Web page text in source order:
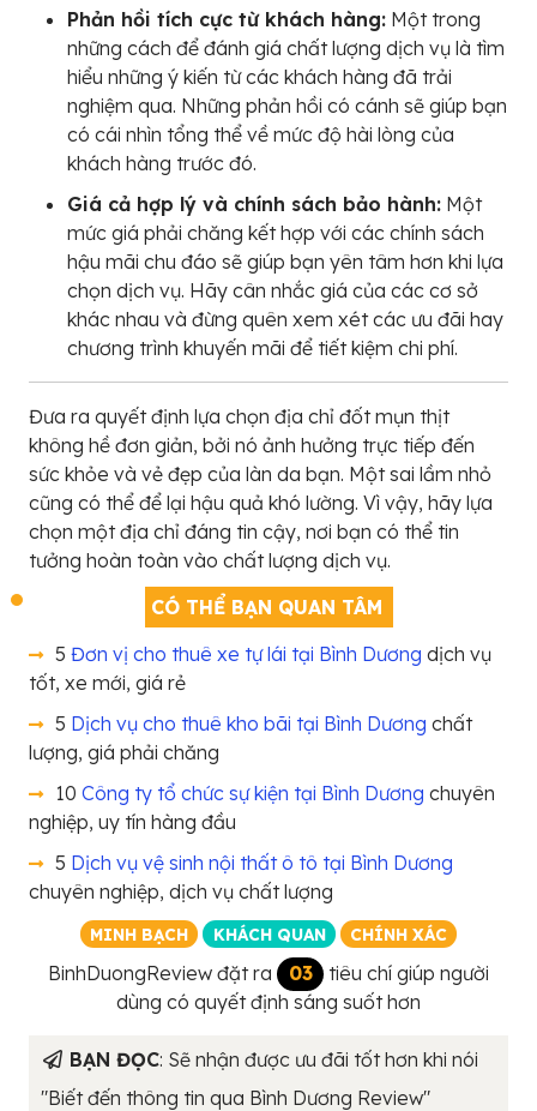
Phản hồi tích cực từ khách hàng: Một trong
những cách để đánh giá chất lượng dịch vụ là tìm
hiểu những ý kiến từ các khách hàng đã trải
nghiệm qua. Những phản hồi có cánh sẽ giúp bạn
có cái nhìn tổng thể về mức độ hài lòng của
khách hàng trước đó.
Giá cả hợp lý và chính sách bảo hành: Một
mức giá phải chăng kết hợp với các chính sách
hậu mãi chu đáo sẽ giúp bạn yên tâm hơn khi lựa
chọn dịch vụ. Hãy cân nhắc giá của các cơ sở
khác nhau và đừng quên xem xét các ưu đãi hay
chương trình khuyến mãi để tiết kiệm chi phí.
Đưa ra quyết định lựa chọn địa chỉ đốt mụn thịt
không hề đơn giản, bởi nó ảnh hưởng trực tiếp đến
sức khỏe và vẻ đẹp của làn da bạn. Một sai lầm nhỏ
cũng có thể để lại hậu quả khó lường. Vì vậy, hãy lựa
chọn một địa chỉ đáng tin cậy, nơi bạn có thể tin
tưởng hoàn toàn vào chất lượng dịch vụ.
CÓ THỂ BẠN QUAN TÂM
5 Đơn vị cho thuê xe tự lái tại Bình Dương dịch vụ
tốt, xe mới, giá rẻ
5 Dịch vụ cho thuê kho bãi tại Bình Dương chất
lượng, giá phải chăng
10 Công ty tổ chức sự kiện tại Bình Dương chuyên
nghiệp, uy tín hàng đầu
5 Dịch vụ vệ sinh nội thất ô tô tại Bình Dương
chuyên nghiệp, dịch vụ chất lượng
MINH BẠCH KHÁCH QUAN CHÍNH XÁC
BinhDuongReview đặt ra 03
tiêu chí giúp người
dùng có quyết định sáng suốt hơn
BẠN ĐỌC: Sẽ nhận được ưu đãi tốt hơn khi nói
"Biết đến thông tin qua Bình Dương Review"